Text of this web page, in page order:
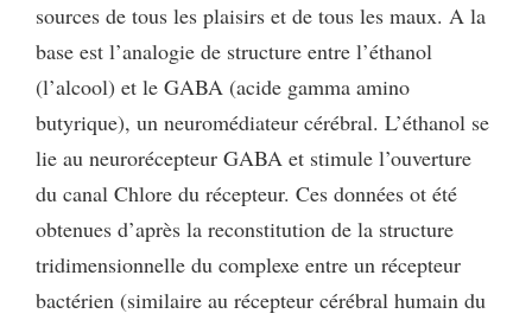
sources de tous les plaisirs et de tous les maux. A la
base est l’analogie de structure entre l’éthanol
(l’alcool) et le GABA (acide gamma amino
butyrique), un neuromédiateur cérébral. L’éthanol se
lie au neurorécepteur GABA et stimule l’ouverture
du canal Chlore du récepteur. Ces données ot été
obtenues d’après la reconstitution de la structure
tridimensionnelle du complexe entre un récepteur
bactérien (similaire au récepteur cérébral humain du